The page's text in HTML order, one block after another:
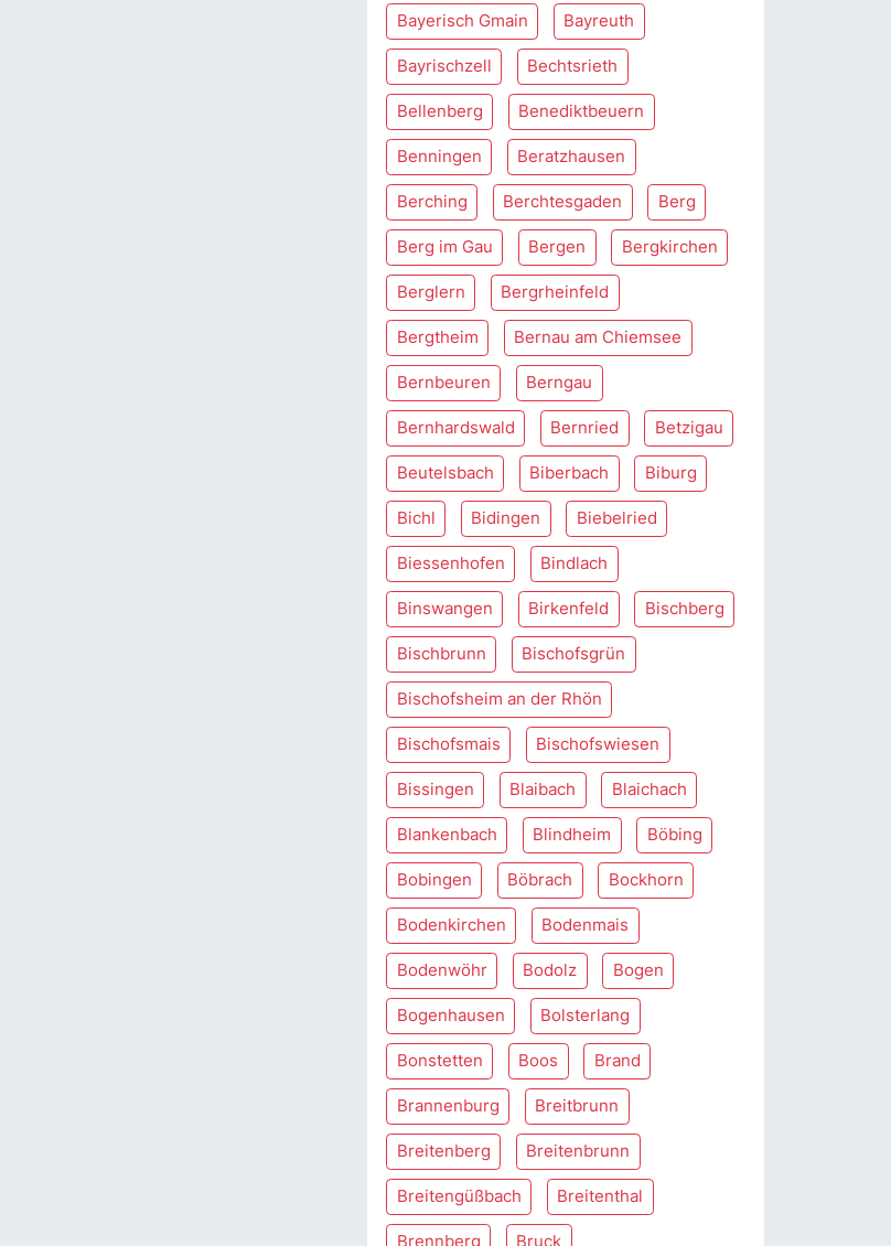
Bayerisch Gmain Bayreuth
Bayrischzell Bechtsrieth
Bellenberg Benediktbeuern
Benningen Beratzhausen
Berching Berchtesgaden Berg
Berg im Gau Bergen Bergkirchen
Berglern Bergrheinfeld
Bergtheim Bernau am Chiemsee
Bernbeuren Berngau
Bernhardswald Bernried Betzigau
Beutelsbach Biberbach Biburg
Bichl Bidingen Biebelried
Biessenhofen Bindlach
Binswangen Birkenfeld Bischberg
Bischbrunn Bischofsgrün
Bischofsheim an der Rhön
Bischofsmais Bischofswiesen
Bissingen Blaibach Blaichach
Blankenbach Blindheim Böbing
Bobingen Böbrach Bockhorn
Bodenkirchen Bodenmais
Bodenwöhr Bodolz Bogen
Bogenhausen Bolsterlang
Bonstetten Boos Brand
Brannenburg Breitbrunn
Breitenberg Breitenbrunn
Breitengüßbach Breitenthal
Brennberg Bruck